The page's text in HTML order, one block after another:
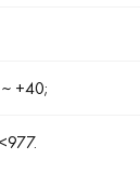
+40;